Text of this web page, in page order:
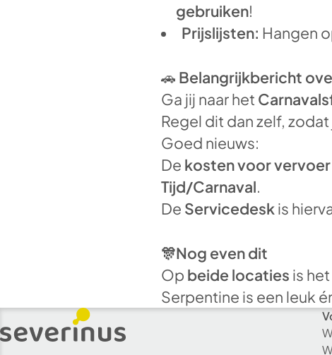
gebruiken!
Prijslijsten: Hangen
🚗 Belangrijkbericht
Ga jij naar het
Regel dit dan zelf, zodat
Goed nieuws:
De kosten voor vervoer
Tijd/Carnaval.
De Servicedeskis
🎊Nog even dit
Op beide locaties is het
Serpentine is een leuk